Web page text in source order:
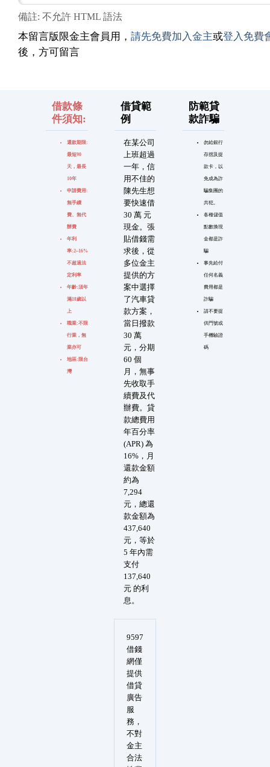
備註: 不允許 HTML 語法
本留言版限金主會員用， 請先免費加入金主或登入免費
後，方可留言
借款條
件須知:
還款期限:
最短90
天，最長
10年
申請費用:
無手續
費、無代
辦費
年利
率:2~16%
不超過法
定利率
年齡:須年
滿18歲以
上
職業:不限
行業，無
業亦可
地區:限台
灣
借貸範
例
在某公司
上班超過
一年，信
用不佳的
陳先生想
要快速借
30 萬 元
現金。張
貼借錢需
求後，從
多位金主
提供的方
案中選擇
了汽車貸
款方案，
當日撥款
30 萬
元，分期
60 個
月，無事
先收取手
續費及代
辦費。貸
款總費用
年百分率
(APR) 為
16%，月
還款金額
約為
7,294
元，總還
款金額為
437,640
元，等於
5 年內需
支付
137,640
元 的利
息。
防範貸
款詐騙
勿給銀行
存摺及提
款卡，以
免成為詐
騙集團的
共犯。
各種儲值
點數換現
金都是詐
騙
事先給付
任何名義
費用都是
詐騙
請不要提
供門號或
手機驗證
碼
9597
借錢
網僅
提供
借貸
廣告
服
務，
不對
金主
合法